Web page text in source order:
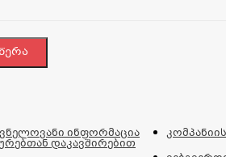
ინფორმაცია
დაკავშირებით